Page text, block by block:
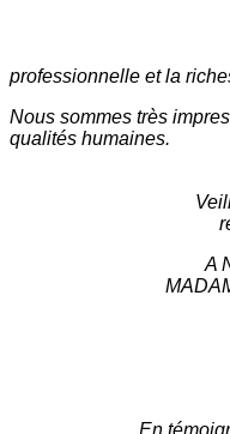
professionnelle et la
Nous sommes très
qualités humaines.
A
En